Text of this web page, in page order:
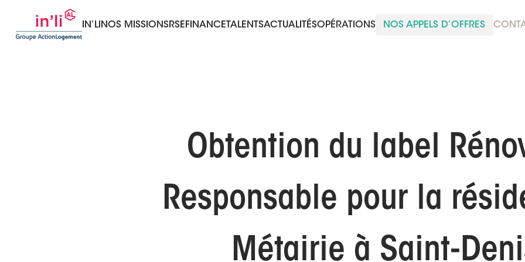
IN’LI NOS MISSIONS RSE FINANCE TALENTSACTUALITÉSOPÉRATIONS NOS APPELS D’OFFRES
Obtention du label
Responsable pour la
Métairie à Saint-